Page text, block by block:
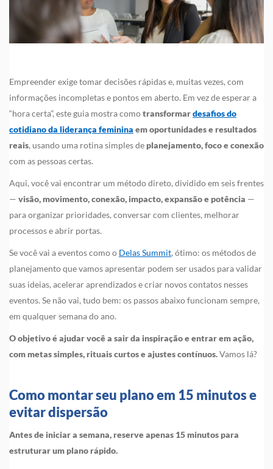
Empreender exige tomar decisões rápidas e, muitas vezes, com
informações incompletas e pontos em aberto. Em vez de esperar a
“hora certa”, este guia mostra comotransformardesafios do
cotidiano da liderança feminina em oportunidades e resultados
reais, usando uma rotina simples de planejamento, foco e conexão
com as pessoas certas.
Aqui, você vai encontrar um método direto, dividido em seis frentes
— visão, movimento, conexão, impacto, expansão e potência —
para organizar prioridades, conversar com clientes, melhorar
processos e abrir portas.
Se você vai a eventos como o Delas Summit, ótimo: os métodos de
planejamento que vamos apresentar podem ser usados para validar
suas ideias, acelerar aprendizados e criar novos contatos nesses
eventos. Se não vai, tudo bem: os passos abaixo funcionam sempre,
em qualquer semana do ano.
O objetivo é ajudar você a sair da inspiração e entrar em ação,
com metas simples, rituais curtos e ajustes contínuos.Vamos lá?
Como montar seu plano em 15 minutos e
evitar dispersão
Antes de iniciar a semana, reserve apenas 15 minutos para
estruturar um plano rápido.